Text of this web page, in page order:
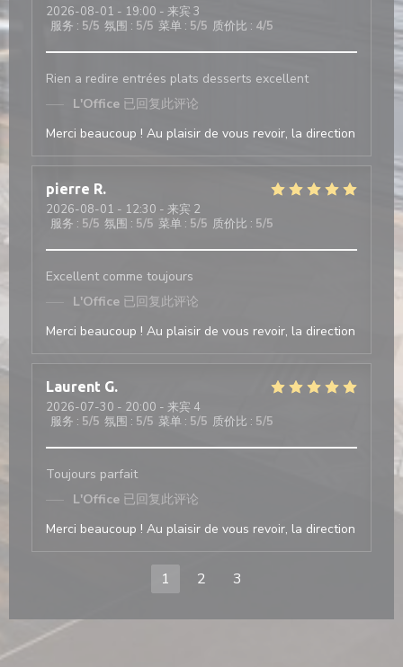
2026-08-01 - 19:00 - 来宾 3
服务 : 5/5 氛围 : 5/5 菜单 : 5/5 质价比 : 4/5
Rien a redire entrées plats desserts excellent
L'Office 已回复此评论
Merci beaucoup ! Au plaisir de vous revoir, la direction
pierre R
2026-08-01 - 12:30 - 来宾 2
服务 : 5/5 氛围 : 5/5 菜单 : 5/5 质价比 : 5/5
Excellent comme toujours
L'Office 已回复此评论
Merci beaucoup ! Au plaisir de vous revoir, la direction
Laurent G
2026-07-30 - 20:00 - 来宾 4
服务 : 5/5 氛围 : 5/5 菜单 : 5/5 质价比 : 5/5
Toujours parfait
L'Office 已回复此评论
Merci beaucoup ! Au plaisir de vous revoir, la direction
1 2 3